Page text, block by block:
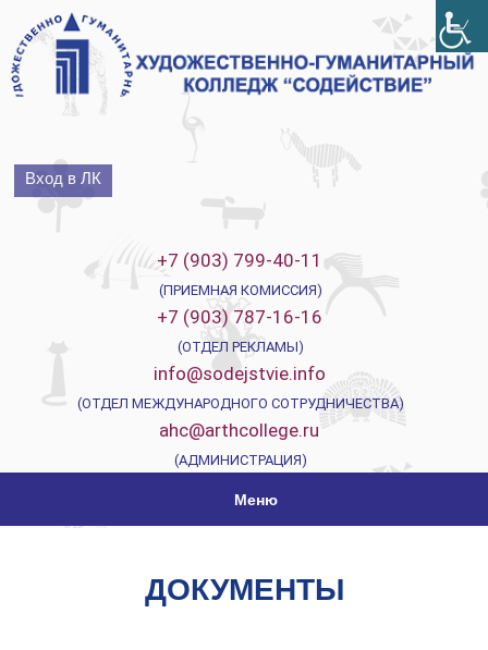
Перейти
содержимому
Вход в ЛК
+7 (903) 799-40-11
(ПРИЕМНАЯ КОМИССИЯ)
+7 (903) 787-16-16
(ОТДЕЛ РЕКЛАМЫ)
info@sodejstvie.info
(ОТДЕЛ МЕЖДУНАРОДНОГО СОТРУДНИЧЕСТВА)
ahc@arthcollege.ru
(АДМИНИСТРАЦИЯ)
Меню
ДОКУМЕНТЫ